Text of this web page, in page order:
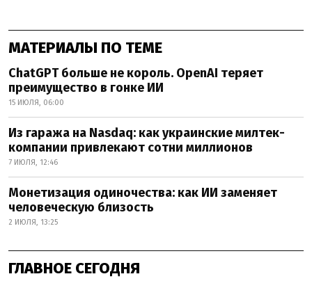
МАТЕРИАЛЫ ПО ТЕМЕ
ChatGPT больше не король. OpenAI теряет
преимущество в гонке ИИ
15 ИЮЛЯ, 06:00
Из гаража на Nasdaq: как украинские милтек-
компании привлекают сотни миллионов
7 ИЮЛЯ, 12:46
Монетизация одиночества: как ИИ заменяет
человеческую близость
2 ИЮЛЯ, 13:25
ГЛАВНОЕ СЕГОДНЯ